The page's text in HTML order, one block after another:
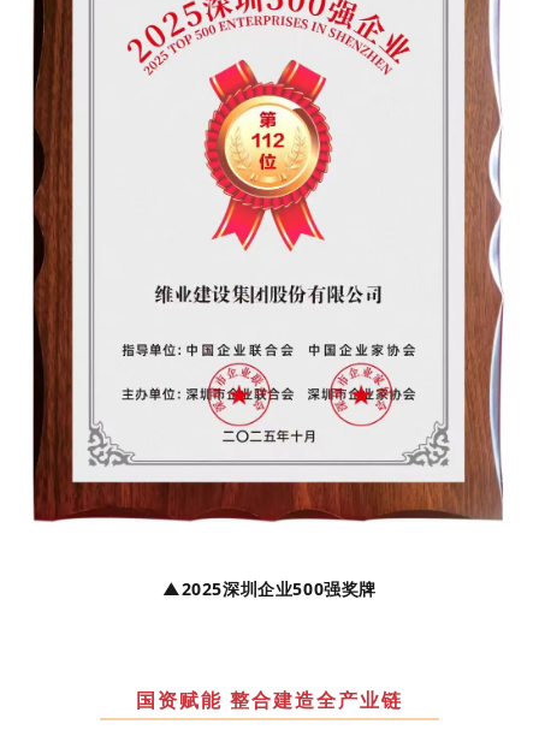
▲2025深圳企业500强奖牌
国资赋能 整合建造全产业链